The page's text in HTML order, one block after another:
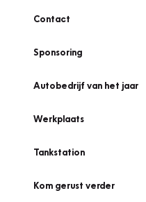
Contact
Sponsoring
Autobedrijf van het jaar
Werkplaats
Tankstation
Kom gerust verder